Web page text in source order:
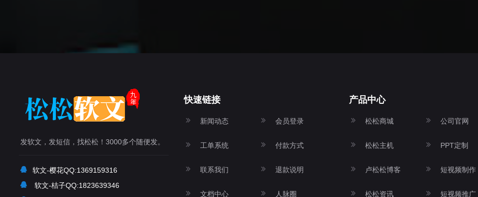
发软文，发短信，找松松！3000多个随便发。
软文-樱花QQ:1369159316
软文-桔子QQ:1823639346
快速链接
新闻动态
工单系统
联系我们
文档中心
会员登录
付款方式
退款说明
人脉圈
产品中心
松松商城
松松主机
卢松松博客
松松资讯
公司官网
PPT定制
短视频制作
短视频推广